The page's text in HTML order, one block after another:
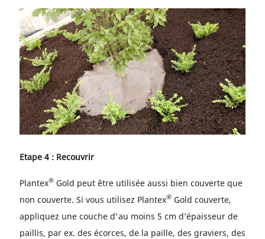
Etape 4 : Recouvrir
Plantex® Gold peut être utilisée aussi bien couverte que
non couverte. Si vous utilisez Plantex® Gold couverte,
appliquez une couche d'au moins 5 cm d’épaisseur de
paillis, par ex. des écorces, de la paille, des graviers, des